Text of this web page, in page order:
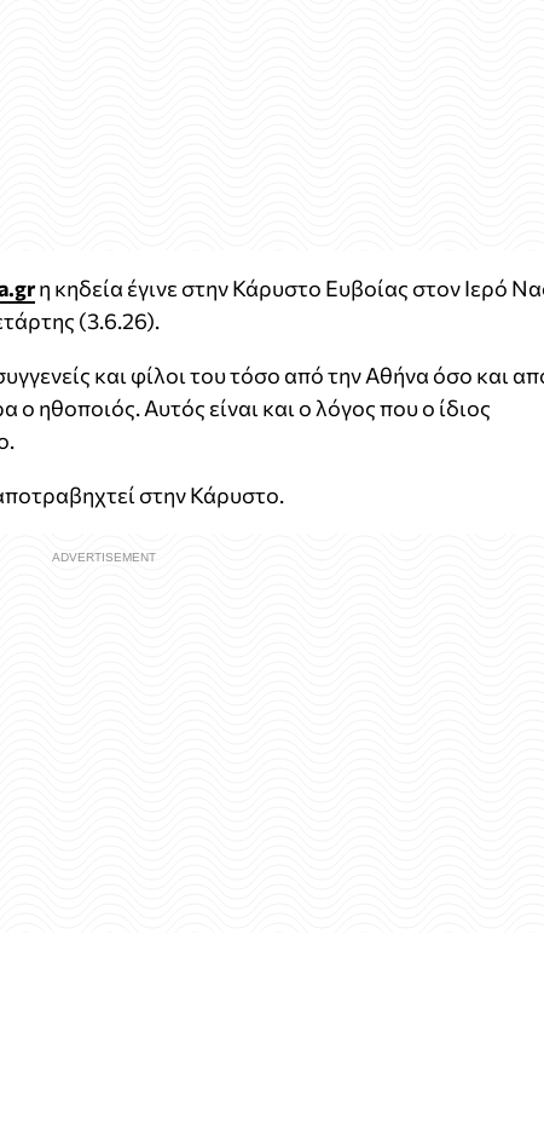
η κηδεία έγινε στην Κάρυστο Ευβοίας στον Ιερό
(3.6.26).
και φίλοι του τόσο από την Αθήνα όσο και
ηθοποιός. Αυτός είναι και ο λόγος που ο ίδιος
στην Κάρυστο.